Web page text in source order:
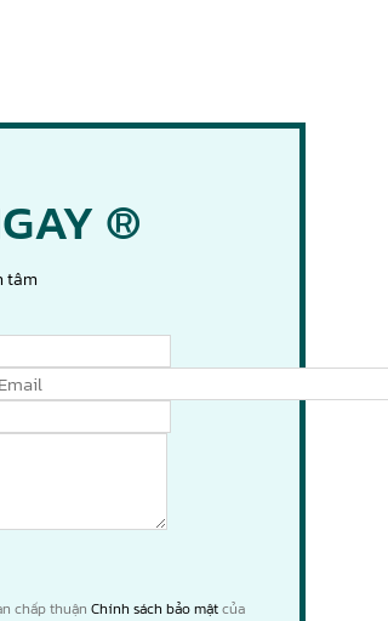
®
tâm
chấp thuận Chính sách bảo mậtcủa